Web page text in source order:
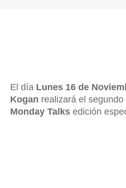
El día Lunes 16 de
Kogan realizará el
Monday Talks edición